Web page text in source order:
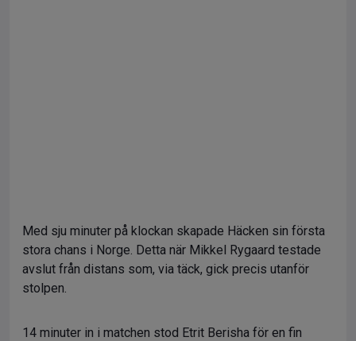
Med sju minuter på klockan skapade Häcken sin första
stora chans i Norge. Detta när Mikkel Rygaard testade
avslut från distans som, via täck, gick precis utanför
stolpen.
14 minuter in i matchen stod Etrit Berisha för en fin